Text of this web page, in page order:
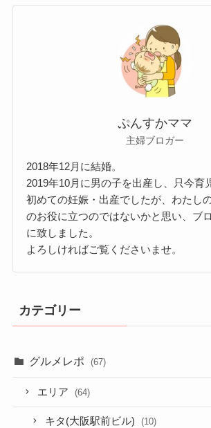
ぷんすかママ
主婦ブロガー
2018年12月に結婚。
2019年10月に男の子を出産し、只今育
初めての妊娠・出産でしたが、わたし
のお役に立つのではないかと思い、ブ
に致しました。
よろしければご覧くださいませ。
カテゴリー
グルメレポ (67)
エリア (64)
キタ(大阪駅前ビル) (10)